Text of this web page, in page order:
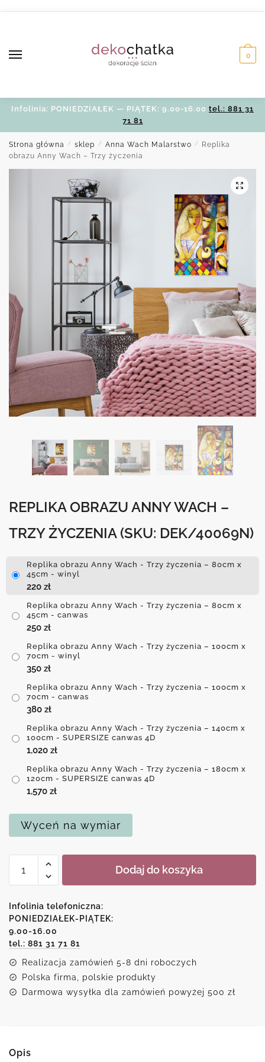
0
Infolinia: PONIEDZIAŁEK — PIĄTEK: 9.00-16.00 tel.: 881 31
71 81
Strona główna / sklep / Anna Wach Malarstwo /
Replika
obrazu Anny Wach – Trzy życzenia
REPLIKA OBRAZU ANNY WACH –
TRZY ŻYCZENIA (SKU: DEK/40069N)
Replika obrazu Anny Wach - Trzy życzenia – 80cm x
45cm - winyl
220 zł
Replika obrazu Anny Wach - Trzy życzenia – 80cm x
45cm - canwas
250 zł
Replika obrazu Anny Wach - Trzy życzenia – 100cm x
70cm - winyl
350 zł
Replika obrazu Anny Wach - Trzy życzenia – 100cm x
70cm - canwas
380 zł
Replika obrazu Anny Wach - Trzy życzenia – 140cm x
100cm - SUPERSIZE canwas 4D
1,020 zł
Replika obrazu Anny Wach - Trzy życzenia – 180cm x
120cm - SUPERSIZE canwas 4D
1,570 zł
Wyceń na wymiar
Replika
Anny
Wach
-
Trzy
życzenia
Dodaj do koszyka
Infolinia telefoniczna:
PONIEDZIAŁEK-PIĄTEK:
9.00-16.00
tel.: 881 31 71 81
Realizacja zamówień 5-8 dni roboczych
Polska firma, polskie produkty
Darmowa wysyłka dla zamówień powyżej 500 zł
Opis